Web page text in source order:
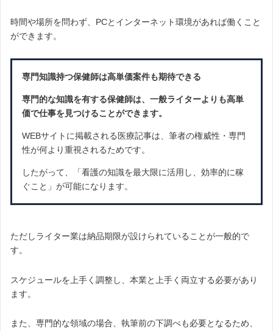
時間や場所を問わず、PCとインターネット環境があれば働くこと
ができます。
専門知識持つ保健師は高単価案件も期待できる
専門的な知識を有する保健師は、一般ライターよりも高単
価で仕事を見つけることができます。
WEBサイトに掲載される医療記事は、筆者の権威性・専門
性が何より重視されるためです。
したがって、「看護の知識を最大限に活用し、効率的に稼
ぐこと」が可能になります。
ただしライター業は納品期限が設けられていることが一般的で
す。
スケジュールを上手く調整し、本業と上手く両立する必要があり
ます。
また、専門的な領域の場合、執筆前の下調べも必要となるため、